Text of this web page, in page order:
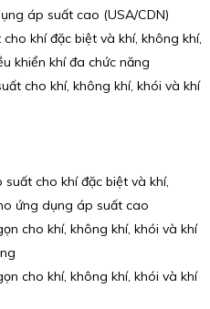
áp suất cao (USA/CDN)
khí đặc biệt và khí, không khí,
khiển khí đa chức năng
cho khí, không khí, khói và khí
cho khí đặc biệt và khí,
ứng dụng áp suất cao
cho khí, không khí, khói và khí
cho khí, không khí, khói và khí